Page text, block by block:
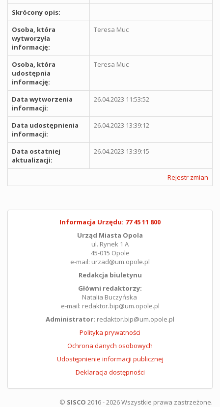
Skrócony opis:
Osoba, która
wytworzyła
informację:
Teresa Muc
Osoba, która
udostępnia
informację:
Teresa Muc
Data wytworzenia
informacji:
26.04.2023 11:53:52
Data udostępnienia
informacji:
26.04.2023 13:39:12
Data ostatniej
aktualizacji:
26.04.2023 13:39:15
Rejestr zmian
Informacja Urzędu: 77 45 11 800
Urząd Miasta Opola
ul. Rynek 1 A
45-015 Opole
e-mail: urzad@um.opole.pl
Redakcja biuletynu
Główni redaktorzy:
Natalia Buczyńska
e-mail: redaktor.bip@um.opole.pl
Administrator: redaktor.bip@um.opole.pl
Polityka prywatności
Ochrona danych osobowych
Udostępnienie informacji publicznej
Deklaracja dostępności
© SISCO 2016 - 2026 Wszystkie prawa zastrzeżone.